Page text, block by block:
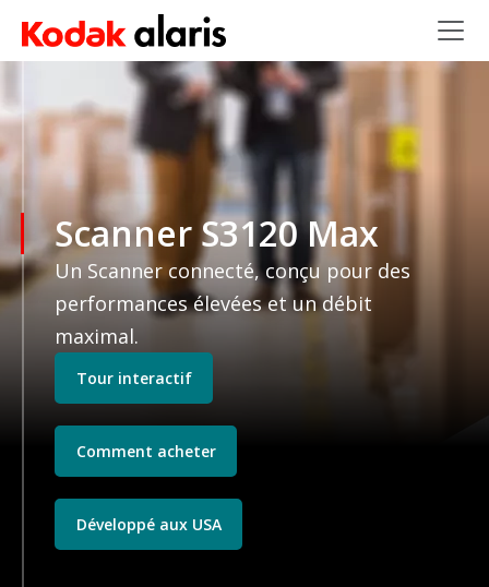
Skip to main content
Scanner S3120 Max
Un Scanner connecté, conçu pour des
performances élevées et un débit
maximal.
Tour interactif
Comment acheter
Développé aux USA